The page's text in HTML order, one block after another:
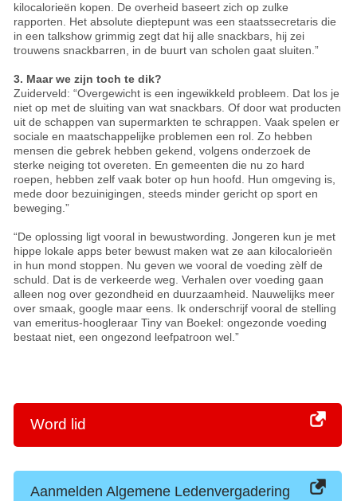
kilocalorieën kopen. De overheid baseert zich op zulke
rapporten. Het absolute dieptepunt was een staatssecretaris die
in een talkshow grimmig zegt dat hij alle snackbars, hij zei
trouwens snackbarren, in de buurt van scholen gaat sluiten.”
3. Maar we zijn toch te dik?
Zuiderveld: “Overgewicht is een ingewikkeld probleem. Dat los je
niet op met de sluiting van wat snackbars. Of door wat producten
uit de schappen van supermarkten te schrappen. Vaak spelen er
sociale en maatschappelijke problemen een rol. Zo hebben
mensen die gebrek hebben gekend, volgens onderzoek de
sterke neiging tot overeten. En gemeenten die nu zo hard
roepen, hebben zelf vaak boter op hun hoofd. Hun omgeving is,
mede door bezuinigingen, steeds minder gericht op sport en
beweging.”
“De oplossing ligt vooral in bewustwording. Jongeren kun je met
hippe lokale apps beter bewust maken wat ze aan kilocalorieën
in hun mond stoppen. Nu geven we vooral de voeding zèlf de
schuld. Dat is de verkeerde weg. Verhalen over voeding gaan
alleen nog over gezondheid en duurzaamheid. Nauwelijks meer
over smaak, google maar eens. Ik onderschrijf vooral de stelling
van emeritus-hoogleraar Tiny van Boekel: ongezonde voeding
bestaat niet, een ongezond leefpatroon wel.”
Word lid
Aanmelden Algemene Ledenvergadering